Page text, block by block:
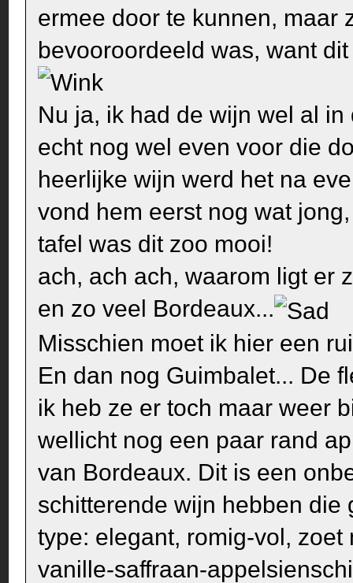
ermee door te kunnen, maar
bevooroordeeld was, want
Nu ja, ik had de wijn wel al
echt nog wel even voor die
heerlijke wijn werd het na
vond hem eerst nog wat
tafel was dit zoo mooi!
ach, ach ach, waarom ligt er
en zo veel Bordeaux...
Misschien moet ik hier een
En dan nog Guimbalet... De
ik heb ze er toch maar weer
wellicht nog een paar rand
van Bordeaux. Dit is een
schitterende wijn hebben
type: elegant, romig-vol,
vanille-saffraan-